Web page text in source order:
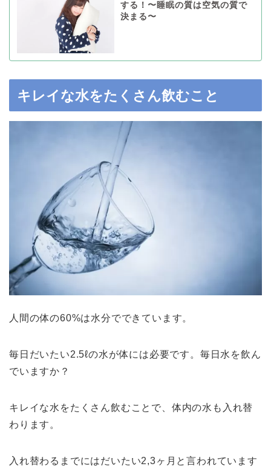
する！〜睡眠の質は空気の質で
決まる〜
キレイな水をたくさん飲むこと
人間の体の60%は水分でできています。
毎日だいたい2.5ℓの水が体には必要です。毎日水を飲ん
でいますか？
キレイな水をたくさん飲むことで、体内の水も入れ替
わります。
入れ替わるまでにはだいたい2,3ヶ月と言われています